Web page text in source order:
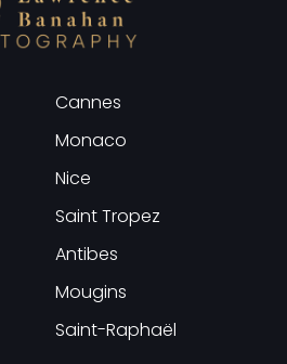
Cannes
Monaco
Nice
Saint Tropez
Antibes
Mougins
Saint-Raphaël